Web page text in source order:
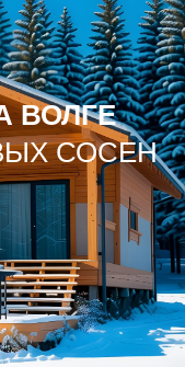
ВОЛГЕ
СОСЕН